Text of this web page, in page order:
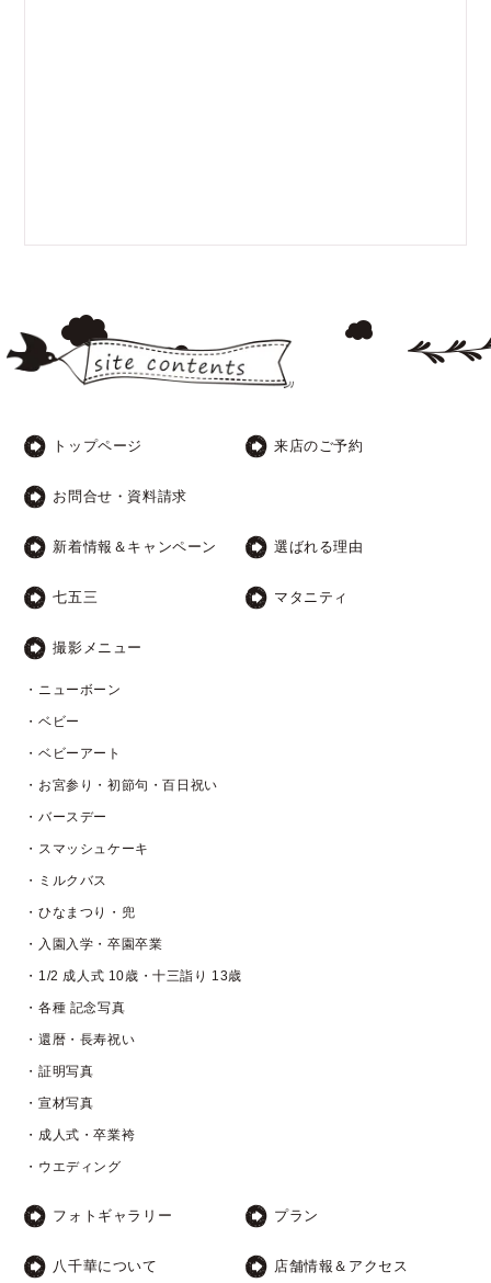
トップページ 来店のご予約
お問合せ・資料請求
新着情報＆キャンペーン 選ばれる理由
七五三 マタニティ
撮影メニュー
・ニューボーン
・ベビー
・ベビーアート
・お宮参り・初節句・百日祝い
・バースデー
・スマッシュケーキ
・ミルクバス
・ひなまつり・兜
・入園入学・卒園卒業
・1/2 成人式 10歳・十三詣り 13歳
・各種 記念写真
・還暦・長寿祝い
・証明写真
・宣材写真
・成人式・卒業袴
・ウエディング
フォトギャラリー プラン
八千華について 店舗情報＆アクセス